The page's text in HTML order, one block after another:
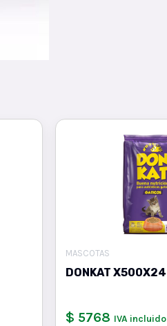
MASCOTAS
DONKAT X500X24
$ 5768 IVA incluido